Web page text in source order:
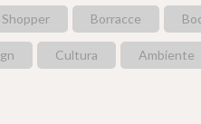
sui corpi, dove possono vivere
catturare mille e mille nuovi
Shopper Borracce
Cultura Ambiente